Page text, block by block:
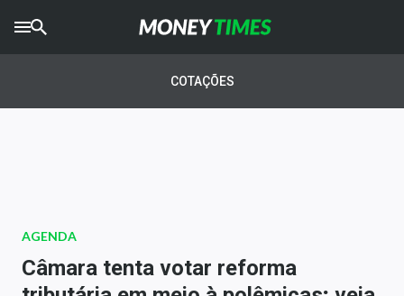
AGROTIMES
Newsletters
Money Trader
COTAÇÕES
AGENDA
Câmara tenta votar reforma